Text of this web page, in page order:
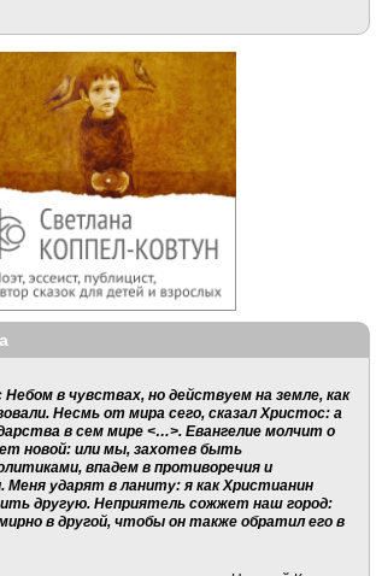
Небом в чувствах, но действуем на земле, как
Несмь от мира сего, сказал Христос: а
в сем мире <…>. Евангелие молчит о
новой: или мы, захотев быть
впадем в противоречия и
Меня ударят в ланиту: я как Христианин
другую. Неприятель сожжет наш город:
в другой, чтобы он также обратил его в